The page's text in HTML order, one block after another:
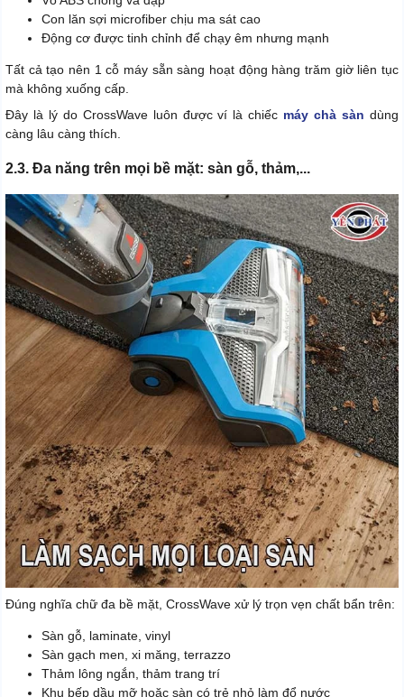
Con lăn sợi microfiber chịu ma sát cao
Động cơ được tinh chỉnh để chạy êm nhưng mạnh
Tất cả tạo nên 1 cỗ máy sẵn sàng hoạt động hàng trăm giờ liên tục
mà không xuống cấp.
Đây là lý do CrossWave luôn được ví là chiếc máy chà sàn dùng
càng lâu càng thích.
2.3. Đa năng trên mọi bề mặt: sàn gỗ, thảm,...
Đúng nghĩa chữ đa bề mặt, CrossWave xử lý trọn vẹn chất bẩn trên:
Sàn gỗ, laminate, vinyl
Sàn gạch men, xi măng, terrazzo
Thảm lông ngắn, thảm trang trí
Khu bếp dầu mỡ hoặc sàn có trẻ nhỏ làm đổ nước